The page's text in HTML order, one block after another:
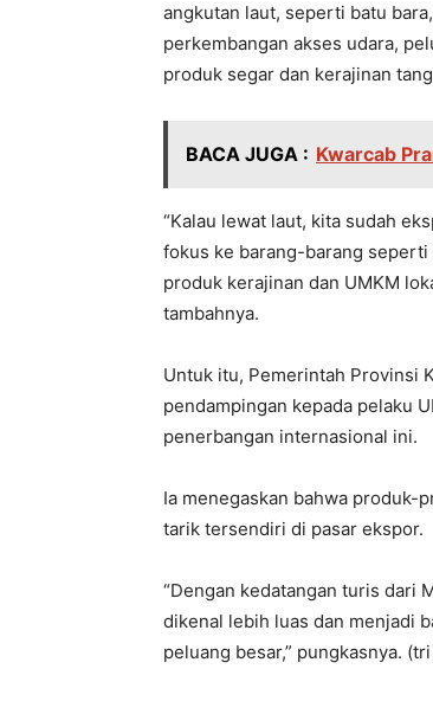
angkutan laut, seperti batu
perkembangan akses udara,
produk segar dan kerajinan
BACA JUGA : Kwarcab
“Kalau lewat laut, kita sudah
fokus ke barang-barang
produk kerajinan dan UMKM
tambahnya.
Untuk itu, Pemerintah Provinsi
pendampingan kepada pelaku
penerbangan internasional ini.
Ia menegaskan bahwa produk-
tarik tersendiri di pasar ekspor.
“Dengan kedatangan turis dari
dikenal lebih luas dan menjadi
peluang besar,” pungkasnya.